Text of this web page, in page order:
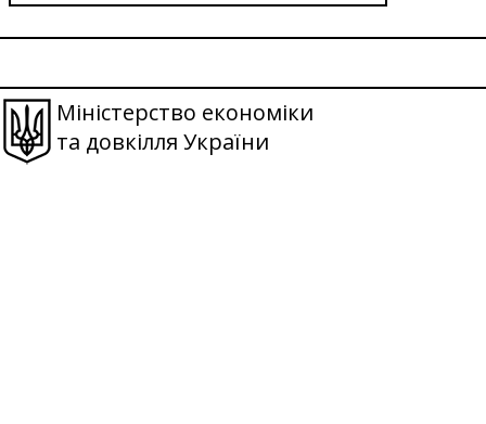
Міністерство економіки
та довкілля України